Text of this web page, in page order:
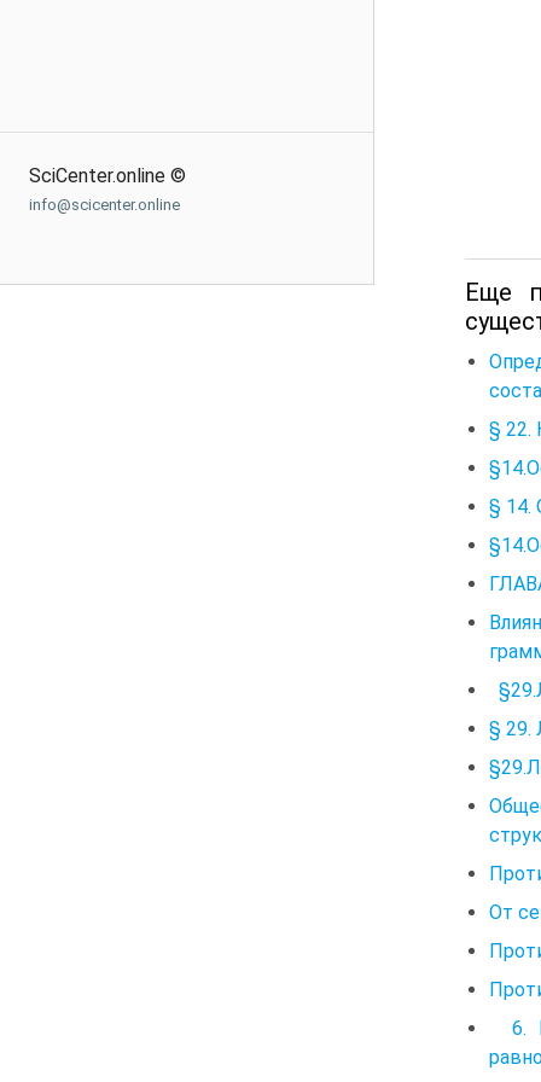
SciCenter.online ©
info@scicenter.online
Еще
§ 22.
§ 14.
§ 29.
От
6.